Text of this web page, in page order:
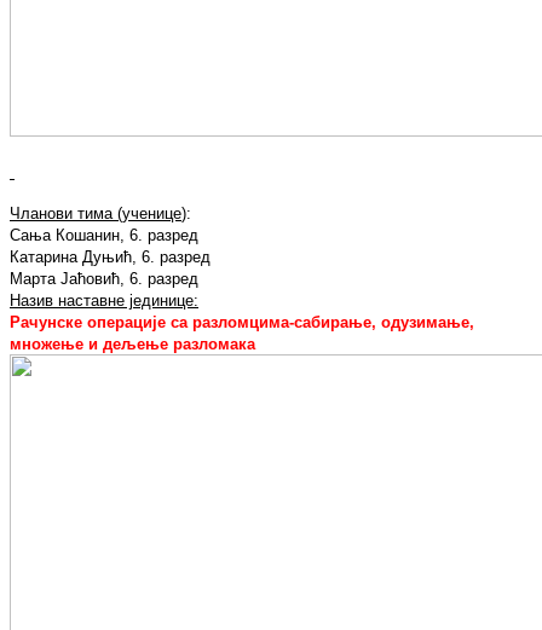
Чланови тима (ученице):
Сања Кошанин, 6. разред
Катарина Дуњић, 6. разред
Марта Јаћовић, 6. разред
Назив наставне јединице:
Рачунске операције са разломцима-сабирање, одузимање,
множење и дељење разломака